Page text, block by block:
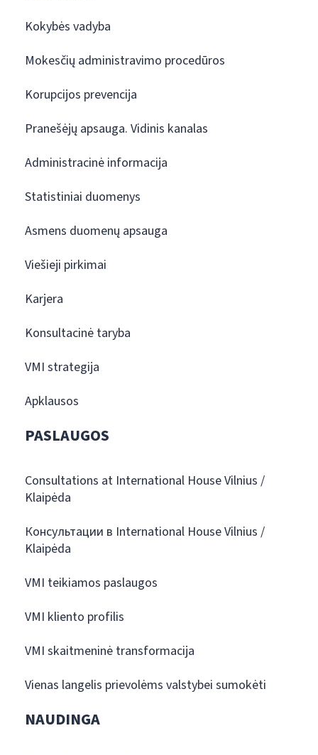
Kokybės vadyba
Mokesčių administravimo procedūros
Korupcijos prevencija
Pranešėjų apsauga. Vidinis kanalas
Administracinė informacija
Statistiniai duomenys
Asmens duomenų apsauga
Viešieji pirkimai
Karjera
Konsultacinė taryba
VMI strategija
Apklausos
PASLAUGOS
Consultations at International House Vilnius /
Klaipėda
Консультации в International House Vilnius /
Klaipėda
VMI teikiamos paslaugos
VMI kliento profilis
VMI skaitmeninė transformacija
Vienas langelis prievolėms valstybei sumokėti
NAUDINGA